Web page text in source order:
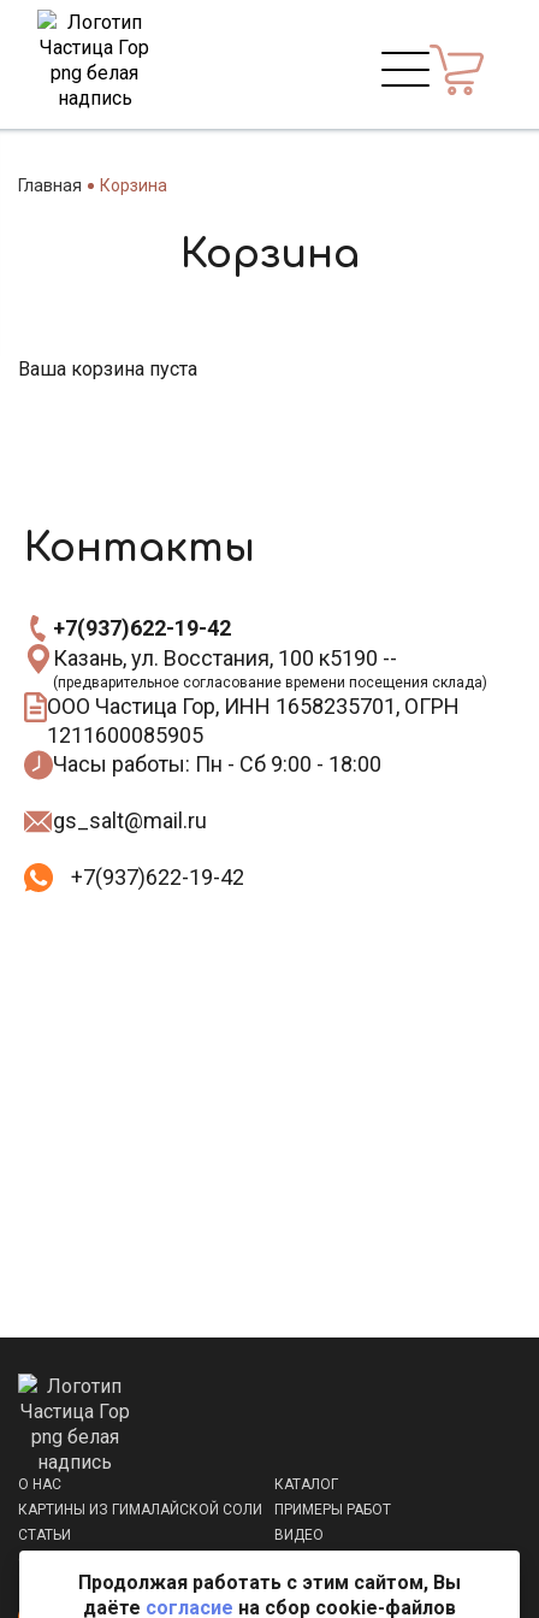
Главная Корзина
Корзина
Ваша корзина пуста
Контакты
+7(937)622-19-42
Казань, ул. Восстания, 100 к5190 --
(предварительное согласование времени посещения склада)
ООО Частица Гор, ИНН 1658235701, ОГРН
1211600085905
Часы работы: Пн - Сб 9:00 - 18:00
gs_salt@mail.ru
+7(937)622-19-42
О НАС
КАТАЛОГ
КАРТИНЫ ИЗ ГИМАЛАЙСКОЙ СОЛИ
ПРИМЕРЫ РАБОТ
СТАТЬИ
ВИДЕО
+7(937)622-19-42
Продолжая работать с этим сайтом, Вы
даёте согласие на сбор cookie-файлов